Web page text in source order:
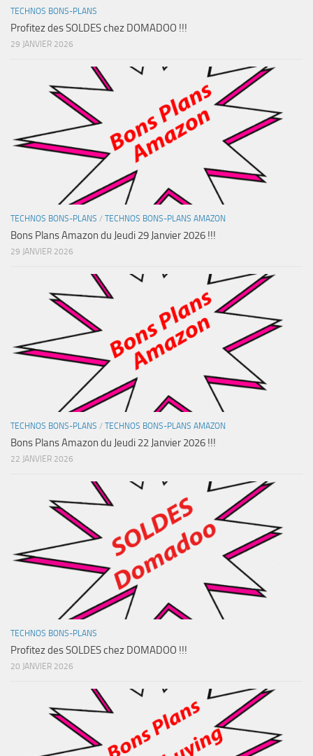
TECHNOS BONS-PLANS
Profitez des SOLDES chez DOMADOO !!!
29 JANVIER 2026
TECHNOS BONS-PLANS / TECHNOS BONS-PLANS AMAZON
Bons Plans Amazon du Jeudi 29 Janvier 2026 !!!
29 JANVIER 2026
TECHNOS BONS-PLANS / TECHNOS BONS-PLANS AMAZON
Bons Plans Amazon du Jeudi 22 Janvier 2026 !!!
22 JANVIER 2026
TECHNOS BONS-PLANS
Profitez des SOLDES chez DOMADOO !!!
20 JANVIER 2026